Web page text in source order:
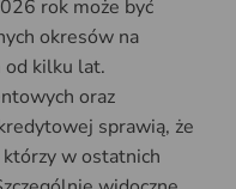
rok może być
okresów na
od kilku lat.
oraz
sprawią, że
w ostatnich